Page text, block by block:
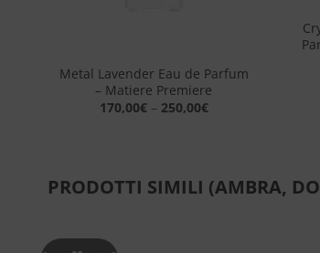
Metal Lavender Eau de Parfum
– Matiere Premiere
170,00€– 250,00€
PRODOTTI SIMILI (AMBRA,